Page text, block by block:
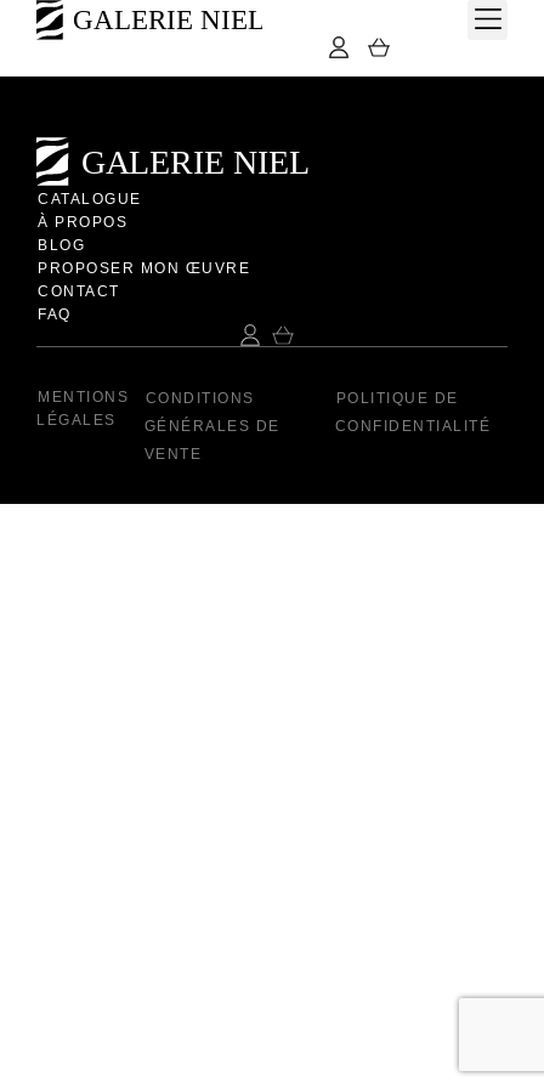
Sur cette gouache représentant le peintre à Montmartre, GEN-
PAUL nous livre une sublime composition expressionniste
pleine de gaieté, à la composition légère et colorée
CATALOGUE
À PROPOS
BLOG
PROPOSER MON ŒUVRE
CONTACT
FAQ
MENTIONS
LÉGALES
CONDITIONS
GÉNÉRALES DE
VENTE
POLITIQUE DE
CONFIDENTIALITÉ